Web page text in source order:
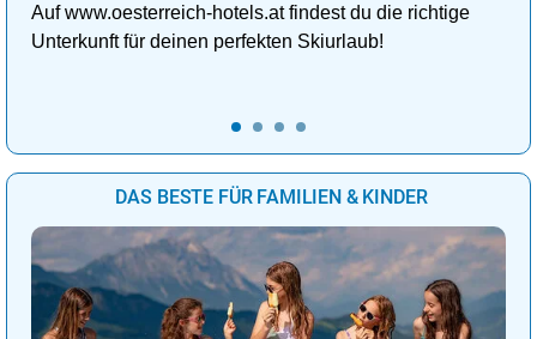
Auf www.oesterreich-hotels.at findest du die richtige
Unterkunft für deinen perfekten Skiurlaub!
DAS BESTE FÜR FAMILIEN & KINDER